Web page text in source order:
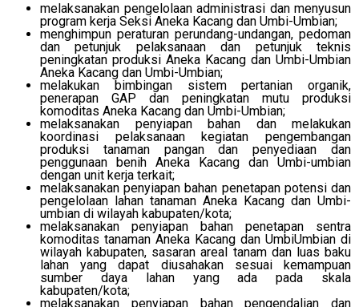
melaksanakan pengelolaan administrasi dan menyusun
program kerja Seksi Aneka Kacang dan Umbi-Umbian;
menghimpun peraturan perundang-undangan, pedoman
dan petunjuk pelaksanaan dan petunjuk teknis
peningkatan produksi Aneka Kacang dan Umbi-Umbian
Aneka Kacang dan Umbi-Umbian;
melakukan bimbingan sistem pertanian organik,
penerapan GAP dan peningkatan mutu produksi
komoditas Aneka Kacang dan Umbi-Umbian;
melaksanakan penyiapan bahan dan melakukan
koordinasi pelaksanaan kegiatan pengembangan
produksi tanaman pangan dan penyediaan dan
penggunaan benih Aneka Kacang dan Umbi-umbian
dengan unit kerja terkait;
melaksanakan penyiapan bahan penetapan potensi dan
pengelolaan lahan tanaman Aneka Kacang dan Umbi-
umbian di wilayah kabupaten/kota;
melaksanakan penyiapan bahan penetapan sentra
komoditas tanaman Aneka Kacang dan UmbiUmbian di
wilayah kabupaten, sasaran areal tanam dan luas baku
lahan yang dapat diusahakan sesuai kemampuan
sumber daya lahan yang ada pada skala
kabupaten/kota;
melaksanakan penyiapan bahan pengendalian dan